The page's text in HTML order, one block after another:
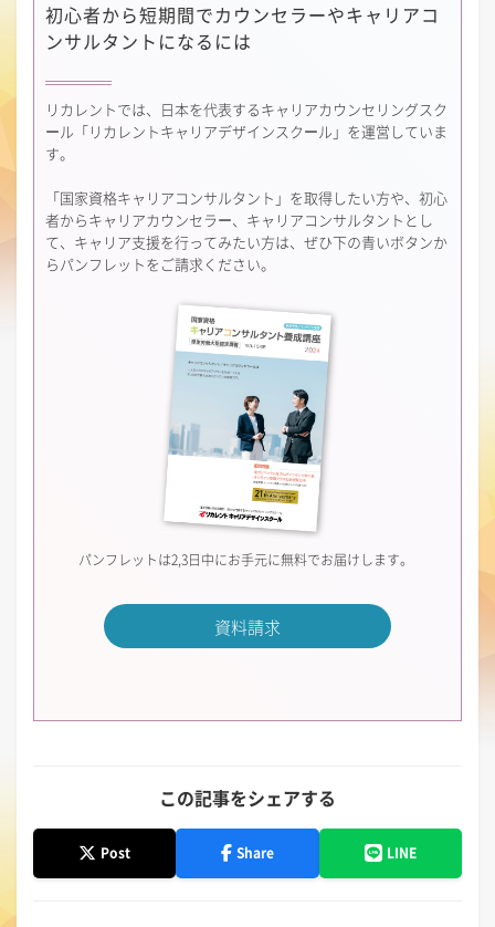
初心者から短期間でカウンセラーやキャリアコ
ンサルタントになるには
リカレントでは、日本を代表するキャリアカウンセリングスク
ール「リカレントキャリアデザインスクール」を運営していま
す。
「国家資格キャリアコンサルタント」を取得したい方や、初心
者からキャリアカウンセラー、キャリアコンサルタントとし
て、キャリア支援を行ってみたい方は、ぜひ下の青いボタンか
らパンフレットをご請求ください。
パンフレットは2,3日中にお手元に無料でお届けします。
資料請求
この記事をシェアする
Post Share LINE